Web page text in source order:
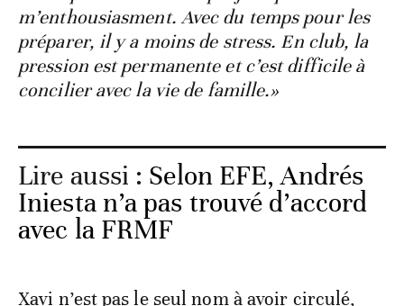
m’enthousiasment. Avec du temps pour les
préparer, il y a moins de stress. En club, la
pression est permanente et c’est difficile à
concilier avec la vie de famille.»
Lire aussi : Selon EFE, Andrés
Iniesta n’a pas trouvé d’accord
avec la FRMF
Xavi n’est pas le seul nom à avoir circulé,